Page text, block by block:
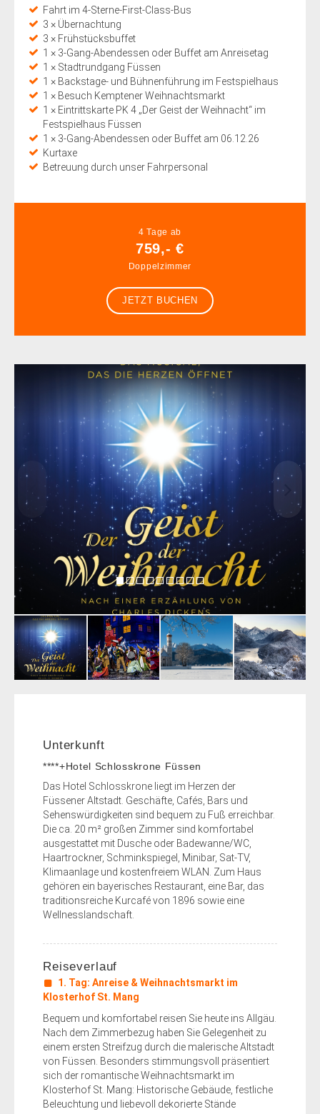
Fahrt im 4-Sterne-First-Class-Bus
3 × Übernachtung
3 × Frühstücksbuffet
1 × 3-Gang-Abendessen oder Buffet am Anreisetag
1 × Stadtrundgang Füssen
1 × Backstage- und Bühnenführung im Festspielhaus
1 × Besuch Kemptener Weihnachtsmarkt
1 × Eintrittskarte PK 4 „Der Geist der Weihnacht“ im
Festspielhaus Füssen
1 × 3-Gang-Abendessen oder Buffet am 06.12.26
Kurtaxe
Betreuung durch unser Fahrpersonal
4 Tage ab
759,- €
Doppelzimmer
JETZT BUCHEN
Unterkunft
****+Hotel Schlosskrone Füssen
Das Hotel Schlosskrone liegt im Herzen der
Füssener Altstadt. Geschäfte, Cafés, Bars und
Sehenswürdigkeiten sind bequem zu Fuß erreichbar.
Die ca. 20 m² großen Zimmer sind komfortabel
ausgestattet mit Dusche oder Badewanne/WC,
Haartrockner, Schminkspiegel, Minibar, Sat-TV,
Klimaanlage und kostenfreiem WLAN. Zum Haus
gehören ein bayerisches Restaurant, eine Bar, das
traditionsreiche Kurcafé von 1896 sowie eine
Wellnesslandschaft.
Reiseverlauf
1. Tag: Anreise & Weihnachtsmarkt im
Klosterhof St. Mang
Bequem und komfortabel reisen Sie heute ins Allgäu.
Nach dem Zimmerbezug haben Sie Gelegenheit zu
einem ersten Streifzug durch die malerische Altstadt
von Füssen. Besonders stimmungsvoll präsentiert
sich der romantische Weihnachtsmarkt im
Klosterhof St. Mang: Historische Gebäude, festliche
Beleuchtung und liebevoll dekorierte Stände